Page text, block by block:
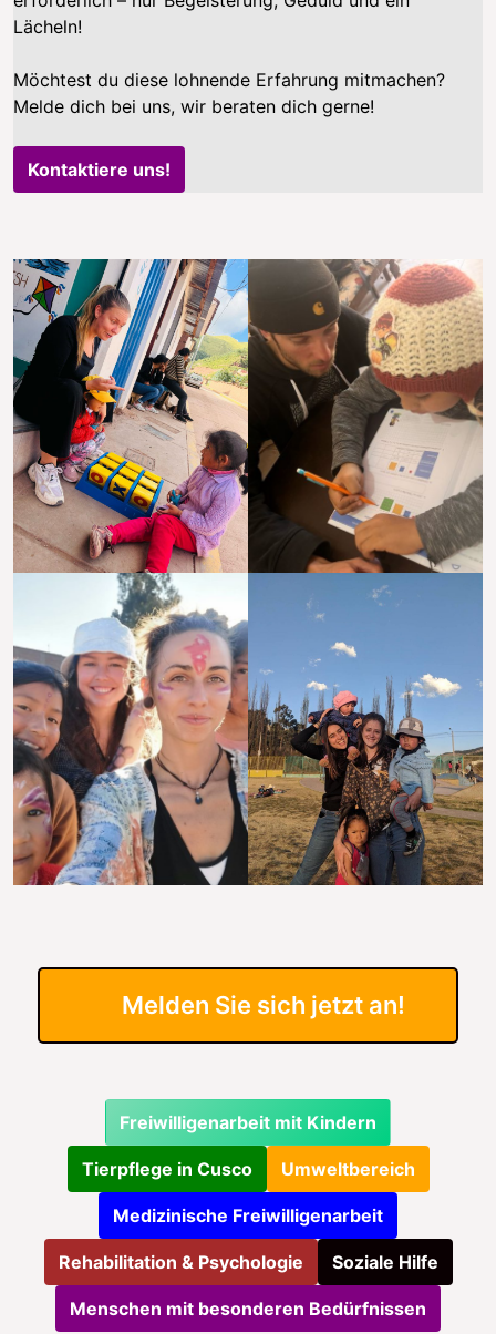
Lächeln!
Möchtest du diese lohnende Erfahrung mitmachen?
Melde dich bei uns, wir beraten dich gerne!
Kontaktiere uns!
Melden Sie sich jetzt an!
Freiwilligenarbeit mit Kindern
Tierpflege in Cusco Umweltbereich
Medizinische Freiwilligenarbeit
Rehabilitation & Psychologie Soziale Hilfe
Menschen mit besonderen Bedürfnissen